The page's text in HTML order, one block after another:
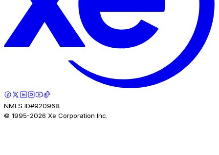
NMLS ID#920968.
© 1995-2026 Xe Corporation Inc.